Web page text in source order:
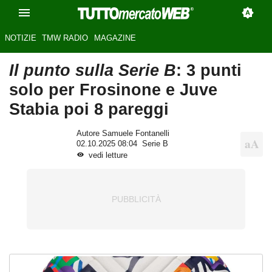
NOTIZIE TMW RADIO MAGAZINE
Il punto sulla Serie B: 3 punti
solo per Frosinone e Juve
Stabia poi 8 pareggi
Autore Samuele Fontanelli
02.10.2025 08:04
Serie B
vedi letture